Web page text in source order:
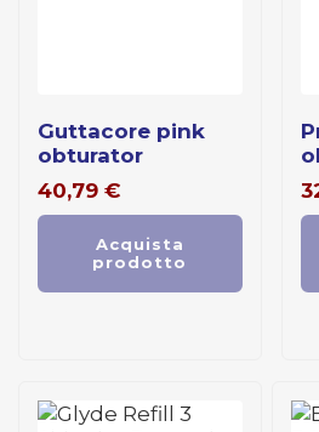
guttacore pink
obturator
40,79 €
Acquista
prodotto
protaper gold